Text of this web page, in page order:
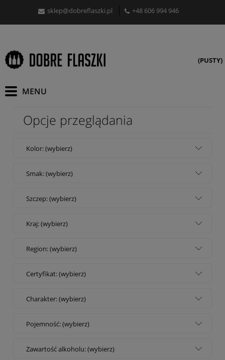
sklep@dobreflaszki.pl +48 606 994 946
(PUSTY)
Opcje przeglądania
Kolor: (wybierz)
Smak: (wybierz)
Szczep: (wybierz)
Kraj: (wybierz)
Region: (wybierz)
Certyfikat: (wybierz)
Charakter: (wybierz)
Pojemność: (wybierz)
Zawartość alkoholu: (wybierz)